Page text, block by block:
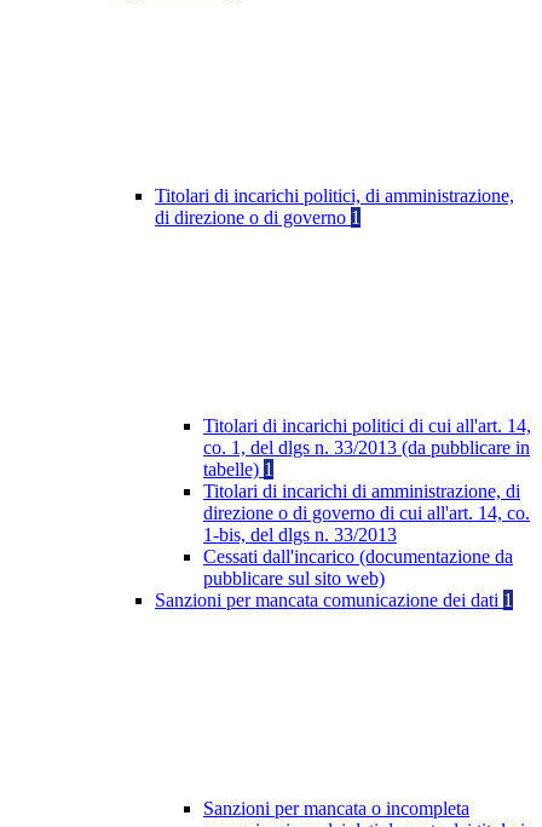
Titolari di incarichi politici, di amministrazione,
di direzione o di governo 1
Titolari di incarichi politici di cui all'art. 14,
co. 1, del dlgs n. 33/2013 (da pubblicare in
tabelle) 1
Titolari di incarichi di amministrazione, di
direzione o di governo di cui all'art. 14, co.
1-bis, del dlgs n. 33/2013
Cessati dall'incarico (documentazione da
pubblicare sul sito web)
Sanzioni per mancata comunicazione dei dati 1
Sanzioni per mancata o incompleta